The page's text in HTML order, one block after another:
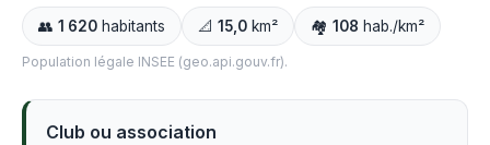
👥 1 620 habitants 📐 15,0 km² 🏘️ 108 hab./km²
Population légale INSEE (geo.api.gouv.fr).
Club ou association